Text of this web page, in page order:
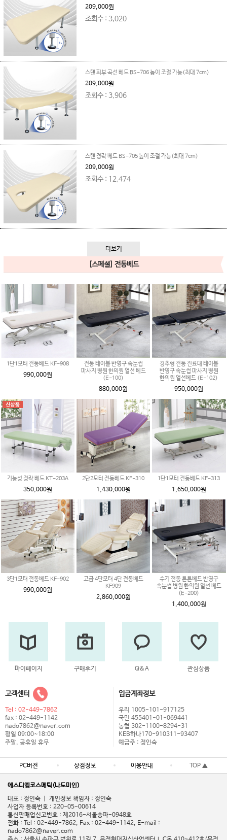
209,000원
조회수 : 3,020
스텐 피부 곡선 베드 BS-706 높이 조절 가능(최대 7cm)
209,000원
조회수 : 3,906
스텐 경락 베드 BS-705 높이 조절 가능(최대 7cm)
209,000원
조회수 : 12,474
더보기
[스페셜] 전동베드
1단1모터 전동베드 KF-908
990,000원
전동 테이블 반영구 속눈썹
마사지 병원 한의원 열선 베드
(E-100)
880,000원
경추형 전동 진료대 테이블
반영구 속눈썹 마사지 병원
한의원 열선베드 (E-102)
950,000원
기능성 경락 베드 KT-203A
350,000원
2단2모터 전동베드 KF-310
1,430,000원
1단1모터 전동베드 KF-313
1,650,000원
3단1모터 전동베드 KF-902
990,000원
고급 4단모터 4단 전동베드
KF909
2,860,000원
수기 전동 튼튼베드 반영구
속눈썹 병원 한의원 열선 베드
(E-200)
1,400,000원
마이페이지 구매후기 Q&A 관심상품
고객센터
Tel : 02-449-7862
fax : 02-449-1142
nado7862@naver.com
평일 09:00~18:00
주말, 공휴일 휴무
입금계좌정보
우리 1005-101-917125
국민 455401-01-069441
농협 302-1100-8294-31
KEB하나170-910311-93407
예금주 : 정인숙
PC버전 상점정보 이용안내 TOP ▲
에스디엠코스메틱(나도미인)
대표 : 정인숙 ㅣ 개인정보 책임자 : 정인숙
사업자 등록번호 : 220-05-00614
통신판매업신고번호 : 제2016-서울송파-0948호
전화 : Tel : 02-449-7862, Fax : 02-449-1142, E-mail :
nado7862@naver.com